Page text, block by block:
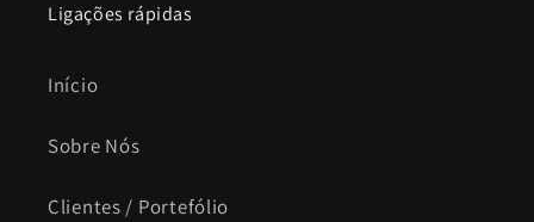
Ligações rápidas
Início
Sobre Nós
Clientes / Portefólio